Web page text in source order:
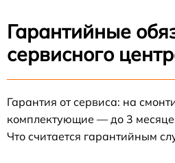
Гарантийные
сервисного
Гарантия от сервиса: на
комплектующие — до 3
Что считается гарантийным